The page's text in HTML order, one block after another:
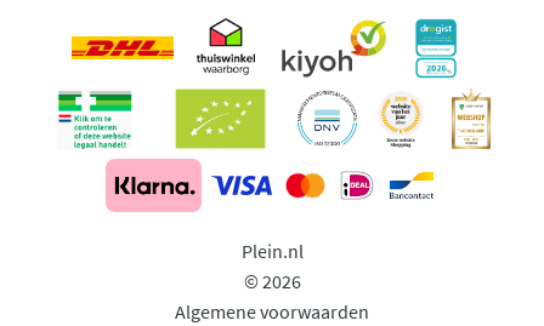
Plein.nl
© 2026
Algemene voorwaarden